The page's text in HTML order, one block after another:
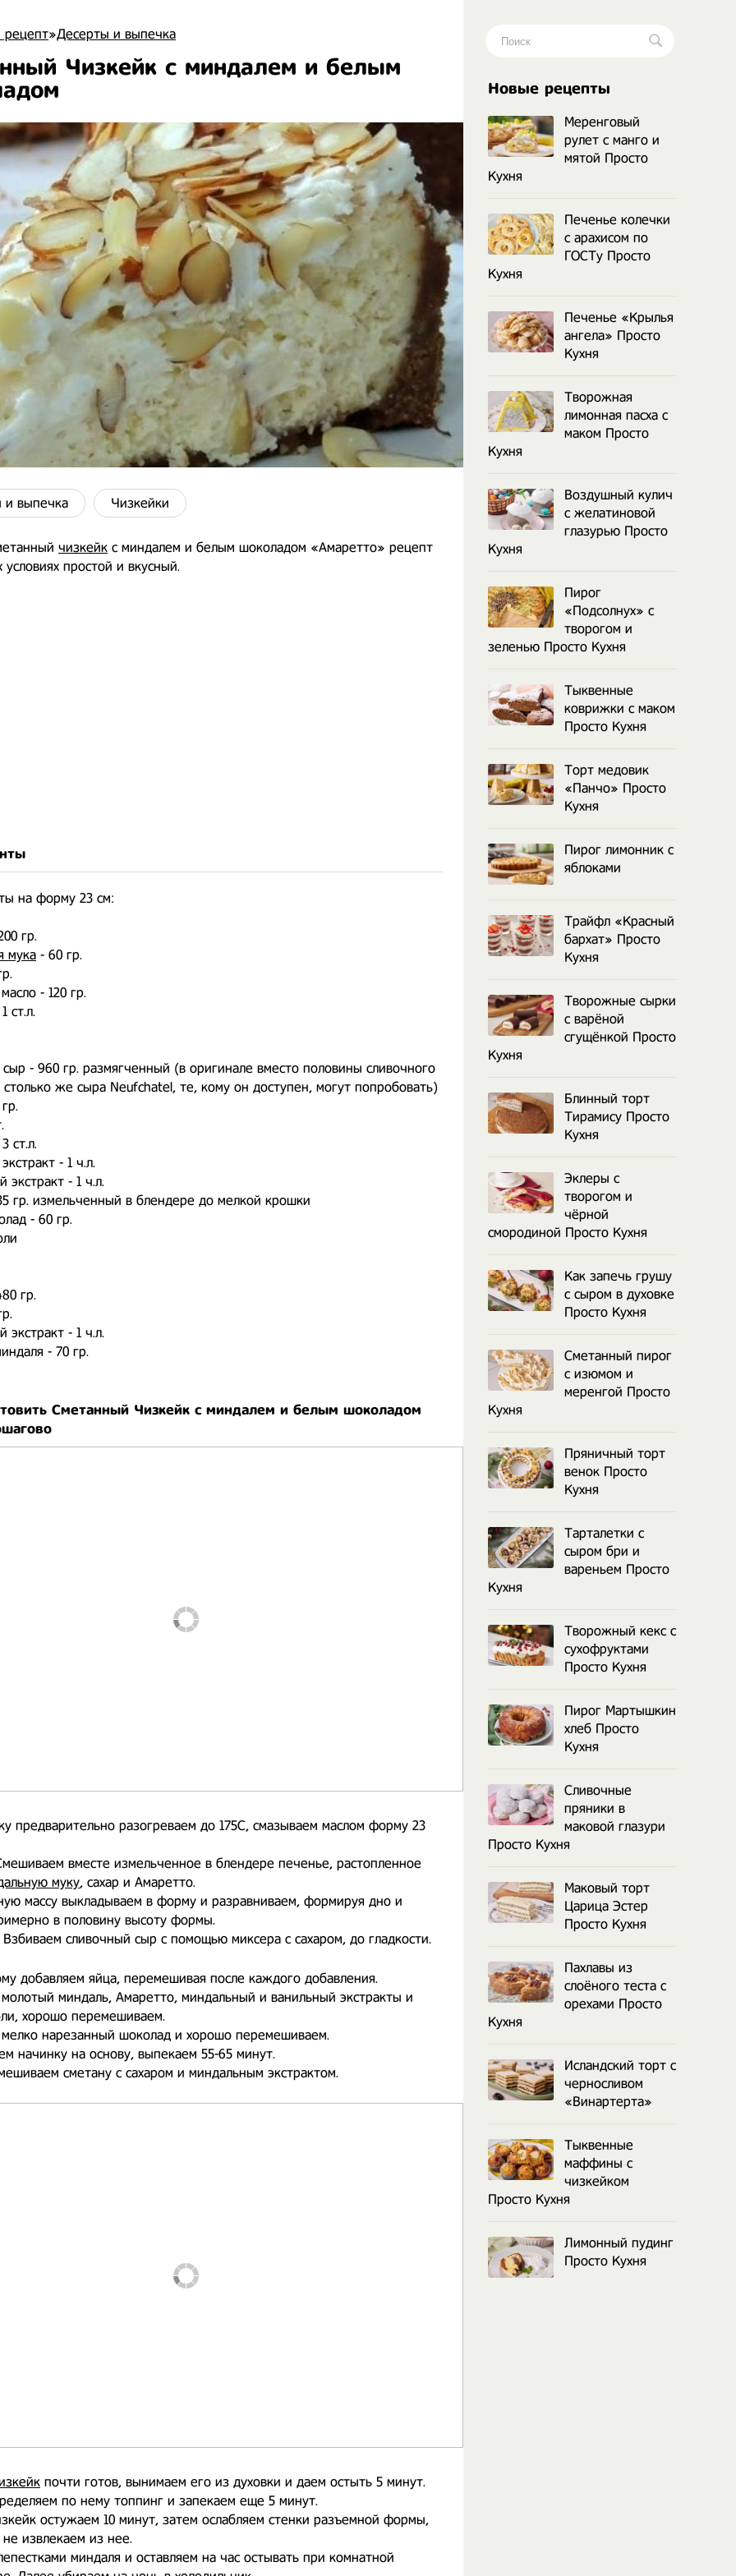
рецепт»Десерты и выпечка
Чизкейк с миндалем и белым
и выпечка Чизкейки
чизкейк с миндалем и белым шоколадом «Амаретто» рецепт
простой и вкусный.
на форму 23 см:
гр.
мука - 60 гр.
- 120 гр.
ст.л.
- 960 гр. размягченный (в оригинале вместо половины сливочного
же сыра Neufchatel, те, кому он доступен, могут попробовать)
ст.л.
- 1 ч.л.
экстракт - 1 ч.л.
гр. измельченный в блендере до мелкой крошки
- 60 гр.
гр.
экстракт - 1 ч.л.
- 70 гр.
Сметанный Чизкейк с миндалем и белым шоколадом
предварительно разогреваем до 175С, смазываем маслом форму 23
вместе измельченное в блендере печенье, растопленное
муку, сахар и Амаретто.
массу выкладываем в форму и разравниваем, формируя дно и
в половину высоту формы.
сливочный сыр с помощью миксера с сахаром, до гладкости.
добавляем яйца, перемешивая после каждого добавления.
миндаль, Амаретто, миндальный и ванильный экстракты и
хорошо перемешиваем.
нарезанный шоколад и хорошо перемешиваем.
начинку на основу, выпекаем 55-65 минут.
сметану с сахаром и миндальным экстрактом.
почти готов, вынимаем его из духовки и даем остыть 5 минут.
по нему топпинг и запекаем еще 5 минут.
остужаем 10 минут, затем ослабляем стенки разъемной формы,
извлекаем из нее.
миндаля и оставляем на час остывать при комнатной
Новые рецепты
Меренговый
рулет с манго и
мятой Просто
Кухня
Печенье колечки
с арахисом по
ГОСТу Просто
Кухня
Печенье «Крылья
ангела» Просто
Кухня
Творожная
лимонная пасха с
маком Просто
Кухня
Воздушный кулич
с желатиновой
глазурью Просто
Кухня
Пирог
«Подсолнух» с
творогом и
зеленью Просто Кухня
Тыквенные
коврижки с маком
Просто Кухня
Торт медовик
«Панчо» Просто
Кухня
Пирог лимонник с
яблоками
Трайфл «Красный
бархат» Просто
Кухня
Творожные сырки
с варёной
сгущёнкой Просто
Кухня
Блинный торт
Тирамису Просто
Кухня
Эклеры с
творогом и
чёрной
смородиной Просто Кухня
Как запечь грушу
с сыром в духовке
Просто Кухня
Сметанный пирог
с изюмом и
меренгой Просто
Кухня
Пряничный торт
венок Просто
Кухня
Тарталетки с
сыром бри и
вареньем Просто
Кухня
Творожный кекс с
сухофруктами
Просто Кухня
Пирог Мартышкин
хлеб Просто
Кухня
Сливочные
пряники в
маковой глазури
Просто Кухня
Маковый торт
Царица Эстер
Просто Кухня
Пахлавы из
слоёного теста с
орехами Просто
Кухня
Исландский торт с
черносливом
«Винартерта»
Тыквенные
маффины с
чизкейком
Просто Кухня
Лимонный пудинг
Просто Кухня